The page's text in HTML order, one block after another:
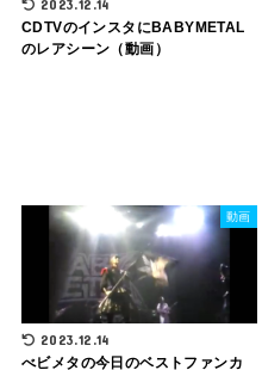
2023.12.14
CDTVのインスタにBABYMETAL
のレアシーン（動画）
動画
2023.12.14
べビメタの今日のベストファンカ